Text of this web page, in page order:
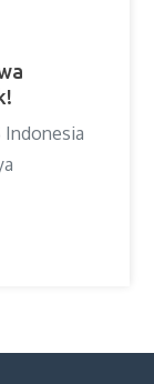
Indonesia